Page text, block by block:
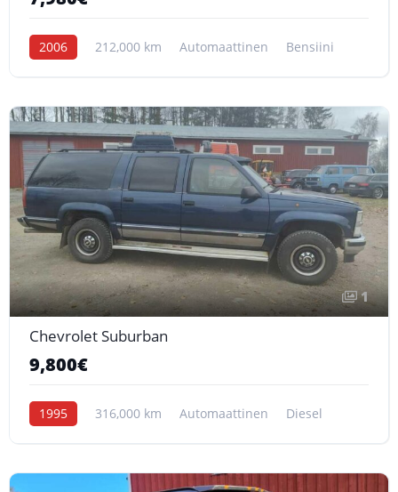
2006 212,000 km Automaattinen Bensiini
1
Chevrolet Suburban
9,800€
1995 316,000 km Automaattinen Diesel